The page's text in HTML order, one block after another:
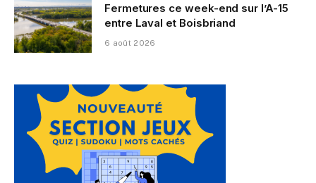
Fermetures ce week-end sur l’A-15
entre Laval et Boisbriand
6 août 2026